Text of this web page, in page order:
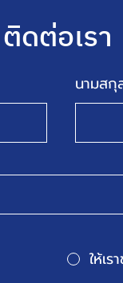
ติดต่อเรา
นามสกุ
ให้เ